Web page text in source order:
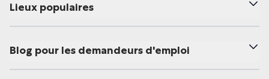
Lieux populaires
Blog pour les demandeurs d'emploi